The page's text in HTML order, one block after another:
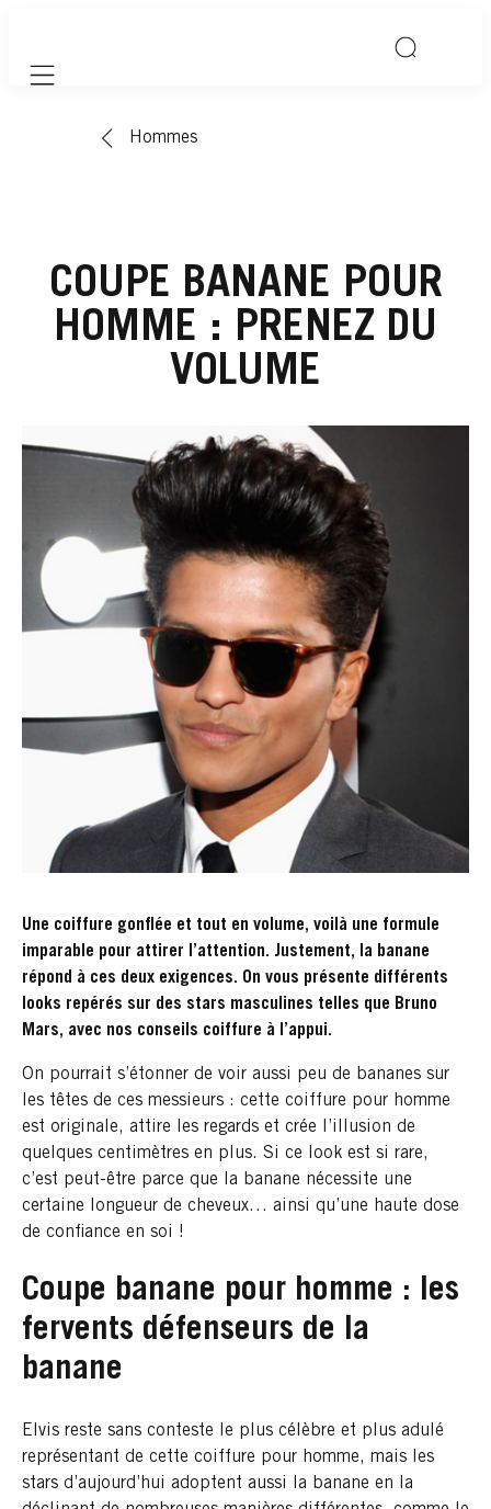
Mobile navigation
Hommes
COUPE BANANE POUR
HOMME : PRENEZ DU
VOLUME
Une coiffure gonflée et tout en volume, voilà une formule
imparable pour attirer l’attention. Justement, la banane
répond à ces deux exigences. On vous présente différents
looks repérés sur des stars masculines telles que Bruno
Mars, avec nos conseils coiffure à l’appui.
On pourrait s’étonner de voir aussi peu de bananes sur
les têtes de ces messieurs : cette coiffure pour homme
est originale, attire les regards et crée l’illusion de
quelques centimètres en plus. Si ce look est si rare,
c’est peut-être parce que la banane nécessite une
certaine longueur de cheveux… ainsi qu’une haute dose
de confiance en soi !
Coupe banane pour homme : les
fervents défenseurs de la
banane
Elvis reste sans conteste le plus célèbre et plus adulé
représentant de cette coiffure pour homme, mais les
stars d’aujourd’hui adoptent aussi la banane en la